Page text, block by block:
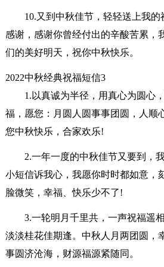
10.又到中秋佳节，轻轻送上我
感谢，感谢你曾经付出的辛酸苦累，
们的美好明天，祝你中秋快乐。
2022中秋经典祝福短信3
1.以真诚为半径，用真心为圆心
福，愿您：月圆人圆事事团圆，人顺
您中秋快乐，合家欢乐!
2.一年一度的中秋佳节又要到，
小短信诉我心，我愿你时时都如意，
脸微笑，幸福、快乐少不了!
3.一轮明月千里共，一声祝福遥
淡淡桂花佳期逢。中秋人月两团圆，
事圆济沧海，财源福源紧随同。